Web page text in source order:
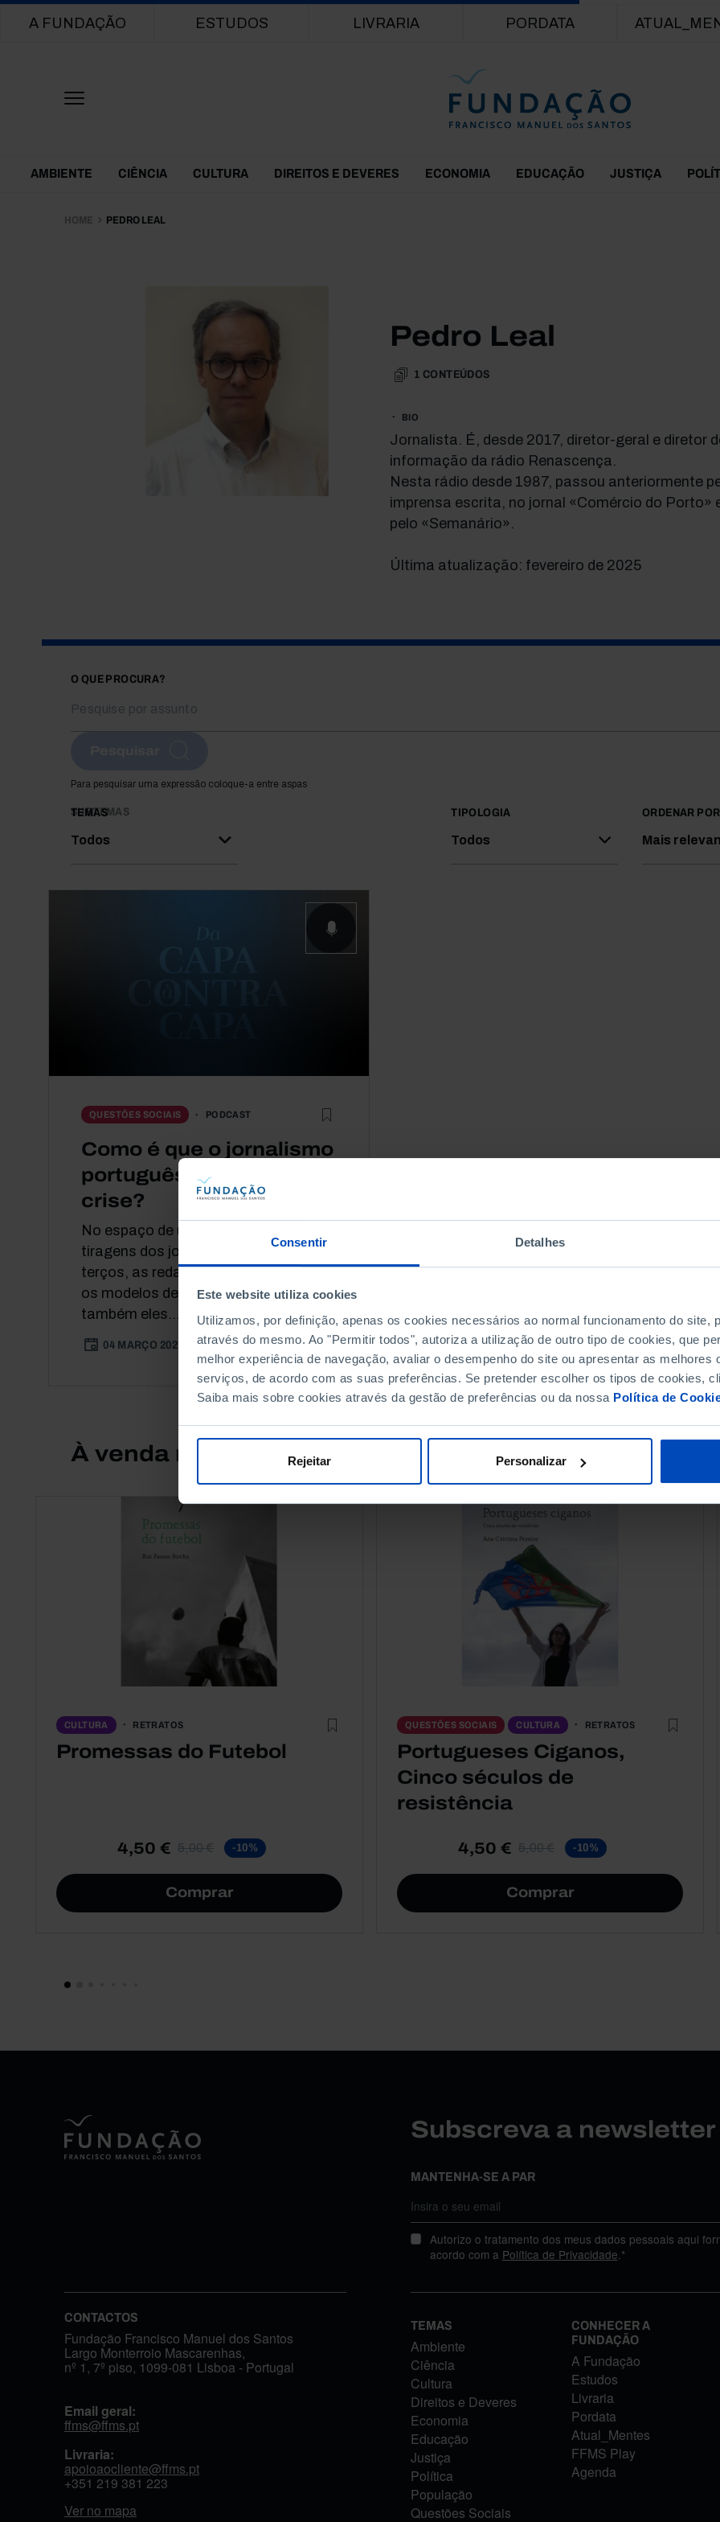
Consentir Detalhes
Este website utiliza cookies
Utilizamos, por definição, apenas os cookies necessários ao normal funcionamento do site,
através do mesmo. Ao "Permitir todos", autoriza a utilização de outro tipo de cookies, que
melhor experiência de navegação, avaliar o desempenho do site ou apresentar as melhores
serviços, de acordo com as suas preferências. Se pretender escolher os tipos de cookies,
Saiba mais sobre cookies através da gestão de preferências ou da nossa Política de
Rejeitar Personalizar
Main navigation
A FUNDAÇÃO ESTUDOS LIVRARIA PORDATA
Themes Menu
AMBIENTE CIÊNCIA CULTURA DIREITOS E DEVERES ECONOMIA EDUCAÇÃO JUSTIÇA
HOME PEDRO LEAL
Pedro Leal
1 CONTEÚDOS
BIO
Jornalista. É, desde 2017, diretor-geral e diretor
informação da rádio Renascença.
Nesta rádio desde 1987, passou anteriormente
imprensa escrita, no jornal «Comércio do Porto»
pelo «Semanário».
Última atualização: fevereiro de 2025
O QUE PROCURA?
Para pesquisar uma expressão coloque-a entre aspas
TEMAS
Todos
SUBTEMAS TIPOLOGIA
Todos
ORDENAR POR
Mais
QUESTÕES SOCIAIS PODCAST
Como é que o jornalismo
português entrou em
crise?
No espaço de uma década, as
tiragens dos jornais diminuíram dois
terços, as redações emagreceram e
os modelos de negócio tornaram-se
também eles...
04 MARÇO 2025 50 MIN
À venda na Livraria
CULTURA RETRATOS
Promessas do Futebol
4,50 € 5,00 € -10%
Comprar
QUESTÕES SOCIAIS CULTURA RETRATOS
Portugueses Ciganos,
Cinco séculos de
resistência
4,50 € 5,00 € -10%
Comprar
Subscreva a
MANTENHA-SE A PAR
Autorizo o tratamento dos meus dados pessoais aqui
acordo com a Política de Privacidade .*
CONTACTOS
Fundação Francisco Manuel dos Santos
Largo Monterroio Mascarenhas,
nº 1, 7º piso, 1099-081 Lisboa - Portugal
Email geral:
ffms@ffms.pt
Livraria:
apoioaocliente@ffms.pt
+351 219 381 223
Ver no mapa
TEMAS
Ambiente
Ciência
Cultura
Direitos e Deveres
Economia
Educação
Justiça
Política
População
Questões Sociais
CONHECER A
FUNDAÇÃO
A Fundação
Estudos
Livraria
Pordata
Atual_Mentes
FFMS Play
Agenda